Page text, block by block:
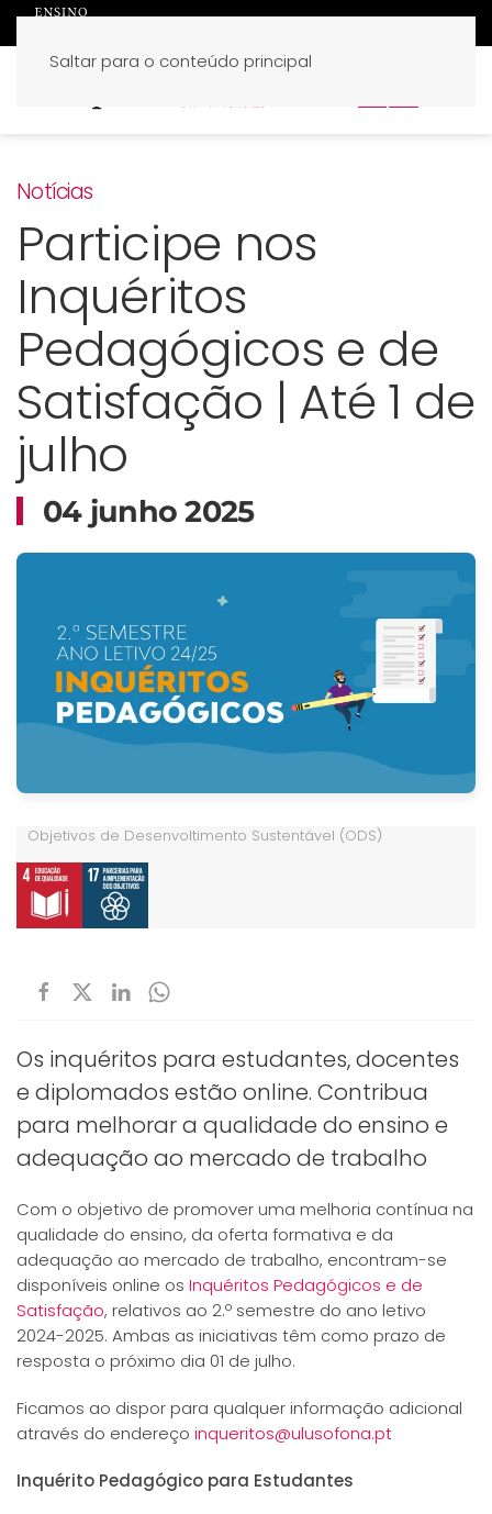
Saltar para o conteúdo principal
Notícias
Participe nos
Inquéritos
Pedagógicos e de
Satisfação | Até 1 de
julho
04 junho 2025
Objetivos de Desenvoltimento Sustentável (ODS)
Os inquéritos para estudantes, docentes
e diplomados estão online. Contribua
para melhorar a qualidade do ensino e
adequação ao mercado de trabalho
Com o objetivo de promover uma melhoria contínua na
qualidade do ensino, da oferta formativa e da
adequação ao mercado de trabalho, encontram-se
disponíveis online os Inquéritos Pedagógicos e de
Satisfação, relativos ao 2.º semestre do ano letivo
2024-2025. Ambas as iniciativas têm como prazo de
resposta o próximo dia 01 de julho.
Ficamos ao dispor para qualquer informação adicional
através do endereço inqueritos@ulusofona.pt
Inquérito Pedagógico para Estudantes